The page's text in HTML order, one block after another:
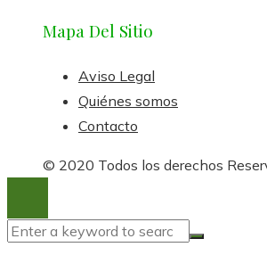
Mapa Del Sitio
Aviso Legal
Quiénes somos
Contacto
© 2020 Todos los derechos